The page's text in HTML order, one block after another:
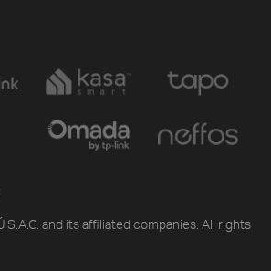
S.A.C. and its affiliated companies. All rights